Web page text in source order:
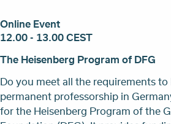
Online Event
12.00 - 13.00 CEST
The Heisenberg Program of DFG
Do you meet all the requirements
permanent professorship in
for the Heisenberg Program of the